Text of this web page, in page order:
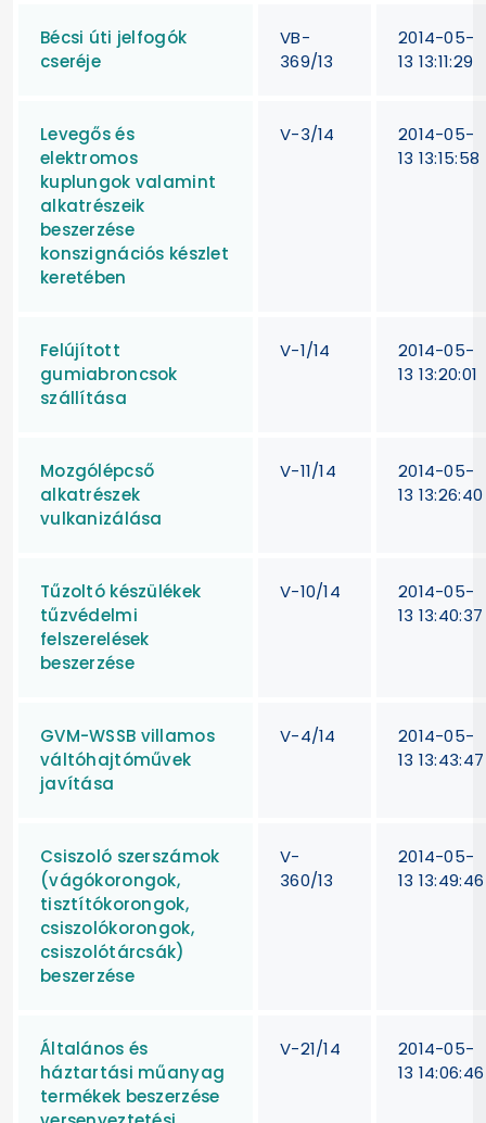
Bécsi úti jelfogók
cseréje
VB-
369/13
2014-05-
13 13:11:29
Levegős és
elektromos
kuplungok valamint
alkatrészeik
beszerzése
konszignációs készlet
keretében
V-3/14
2014-05-
13 13:15:58
Felújított
gumiabroncsok
szállítása
V-1/14
2014-05-
13 13:20:01
Mozgólépcső
alkatrészek
vulkanizálása
V-11/14
2014-05-
13 13:26:40
Tűzoltó készülékek
tűzvédelmi
felszerelések
beszerzése
V-10/14
2014-05-
13 13:40:37
GVM-WSSB villamos
váltóhajtóművek
javítása
V-4/14
2014-05-
13 13:43:47
Csiszoló szerszámok
(vágókorongok,
tisztítókorongok,
csiszolókorongok,
csiszolótárcsák)
beszerzése
V-
360/13
2014-05-
13 13:49:46
Általános és
háztartási műanyag
termékek beszerzése
V-21/14
2014-05-
13 14:06:46